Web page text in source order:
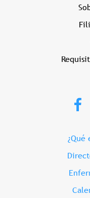
Menu Prehome
Menu Prehome
¿Qué